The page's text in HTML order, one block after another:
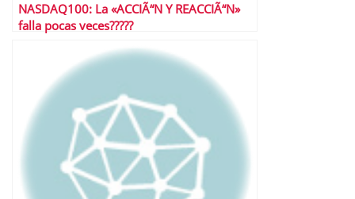
NASDAQ100: La «ACCIÃ“N Y REACCIÃ“N»
falla pocas veces?????